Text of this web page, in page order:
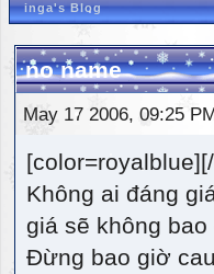
inga's Blog
no name
May 17 2006, 09:25
Không ai đáng
giá sẽ không
Đừng bao giờ